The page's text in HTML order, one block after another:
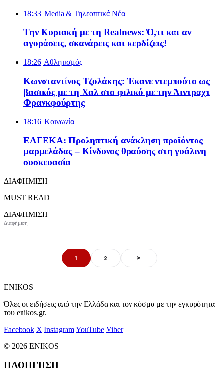
18:33| Media & Τηλεοπτικά Νέα
Την Κυριακή με τη Realnews: Ό,τι και αν
αγοράσεις, σκανάρεις και κερδίζεις!
18:26| Αθλητισμός
Κωνσταντίνος Τζολάκης: Έκανε ντεμπούτο ως
βασικός με τη Χαλ στο φιλικό με την Άιντραχτ
Φρανκφούρτης
18:16| Κοινωνία
ΕΛΓΕΚΑ: Προληπτική ανάκληση προϊόντος
μαρμελάδας – Κίνδυνος θραύσης στη γυάλινη
συσκευασία
ΔΙΑΦΗΜΙΣΗ
MUST READ
ΔΙΑΦΗΜΙΣΗ
1 2 >
ENIKOS
Όλες οι ειδήσεις από την Ελλάδα και τον κόσμο με την εγκυρότητα
του enikos.gr.
Facebook X InstagramYouTube Viber
© 2026 ENIKOS
ΠΛΟΗΓΗΣΗ